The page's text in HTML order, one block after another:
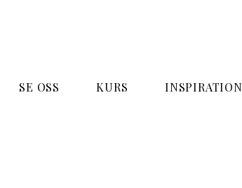
SE OSS KURS INSPIRATION